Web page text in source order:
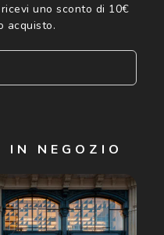
uno sconto di 10€
acquisto.
di avere più di 16 anni e
Personali da parte di
di offerte speciali, novità
pubblicitario (consultare
informazioni).
IN NEGOZIO